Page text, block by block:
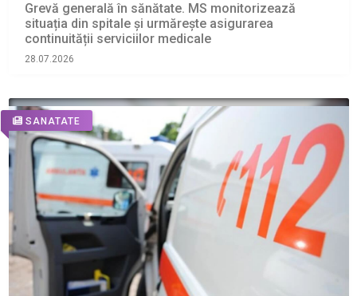
Grevă generală în sănătate. MS monitorizează
situația din spitale și urmărește asigurarea
continuității serviciilor medicale
28.07.2026
SANATATE